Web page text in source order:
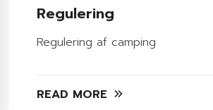
Regulering
Regulering af camping
READ MORE